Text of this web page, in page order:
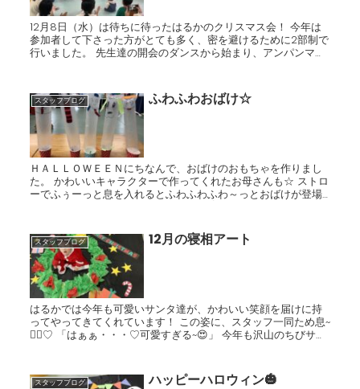
12月8日（水）は待ちに待ったはるかのクリスマス会！ 今年は
参加者して下さった方がとても多く、密を避けるために2部制で
行いました。 先生達の開会のダンスから始まり、アンパンマン
スタッフブログ ふわふわおばけ☆
ＨＡＬＬＯＷＥＥＮにちなんで、おばけのおもちゃを作りまし
た。 かわいいキャラクターで作ってくれたお母さんも☆ ストロ
ーでふぅーっと息を入れるとふわふわふわ～っとおばけが登場♪
スタッフブログ 12月の寝相アート
はるかでは今年も可愛いサンタ達が、かわいい笑顔を届けに持
ってやってきてくれています！ この姿に、スタッフ一同ため息~
😮‍💨♡ 「はぁぁ・・・♡可愛すぎる~😍」 今年も沢山のちびサン
スタッフブログ ハッピーハロウィン🎃